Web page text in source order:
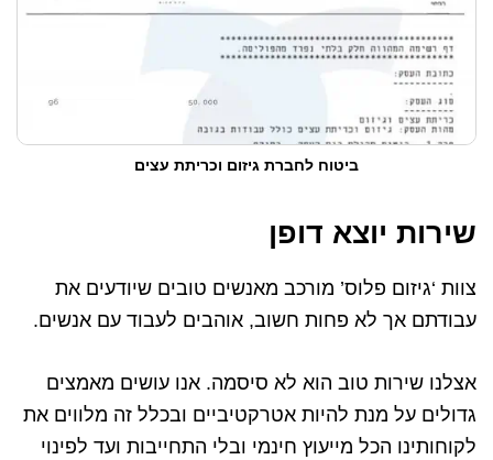
ביטוח לחברת גיזום וכריתת עצים
שירות יוצא דופן
צוות ‘גיזום פלוס’ מורכב מאנשים טובים שיודעים את
עבודתם אך לא פחות חשוב, אוהבים לעבוד עם אנשים.
אצלנו שירות טוב הוא לא סיסמה. אנו עושים מאמצים
גדולים על מנת להיות אטרקטיביים ובכלל זה מלווים את
לקוחותינו הכל מייעוץ חינמי ובלי התחייבות ועד לפינוי